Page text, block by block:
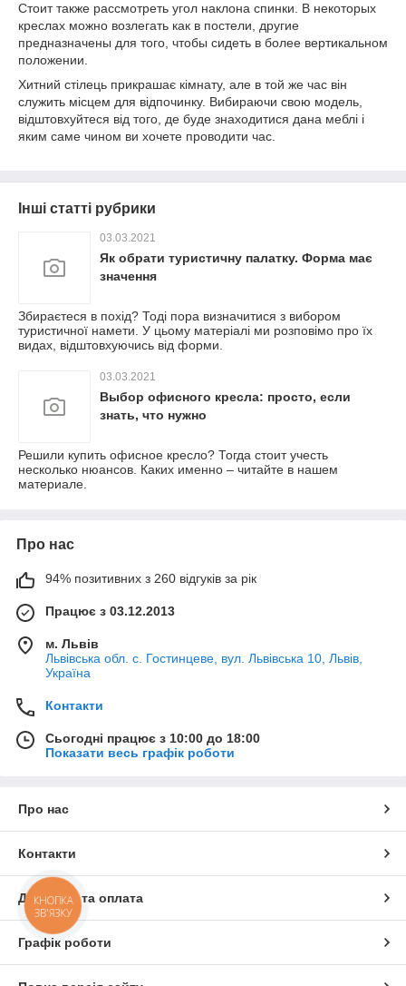
Стоит также рассмотреть угол наклона спинки. В некоторых
креслах можно возлегать как в постели, другие
предназначены для того, чтобы сидеть в более вертикальном
положении.
Хитний стілець прикрашає кімнату, але в той же час він
служить місцем для відпочинку. Вибираючи свою модель,
відштовхуйтеся від того, де буде знаходитися дана меблі і
яким саме чином ви хочете проводити час.
Інші статті рубрики
03.03.2021
Як обрати туристичну палатку. Форма має
значення
Збираєтеся в похід? Тоді пора визначитися з вибором
туристичної намети. У цьому матеріалі ми розповімо про їх
видах, відштовхуючись від форми.
03.03.2021
Выбор офисного кресла: просто, если
знать, что нужно
Решили купить офисное кресло? Тогда стоит учесть
несколько нюансов. Каких именно – читайте в нашем
материале.
Про нас
94% позитивних з 260 відгуків за рік
Працює з 03.12.2013
м. Львів
Львівська обл. с. Гостинцеве, вул. Львівська 10, Львів,
Україна
Контакти
Сьогодні працює з 10:00 до 18:00
Показати весь графік роботи
Про нас
Контакти
Доставка та оплата
Графік роботи
КНОПКА
ЗВ'ЯЗКУ